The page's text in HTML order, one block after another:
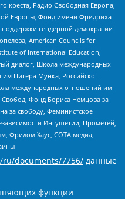
креста, Радио Свободная Европа,
Европы, Фонд имени Фридриха
гендерной демократии
American Councils for
of International Education,
диалог, Школа международных
Питера Мунка, Российско-
международных отношений им
Фонд Бориса Немцова за
за свободу, Феминистское
Ингушетии, Прометей,
Фридом Хаус, СОТА медиа,
documents/7756/ данные
функции